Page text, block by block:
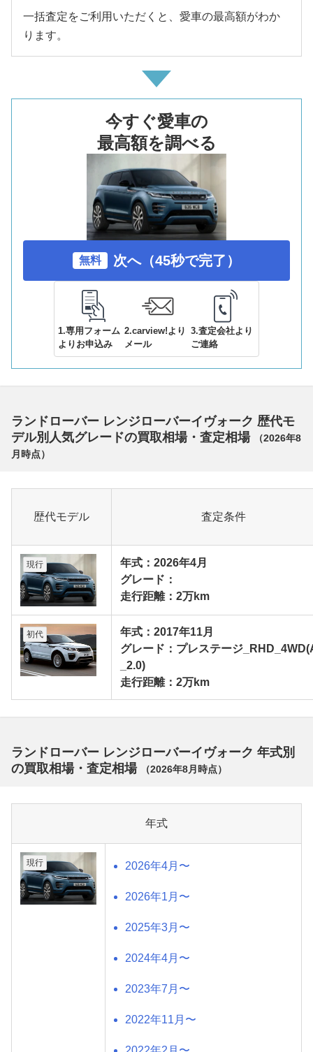
一括査定をご利用いただくと、愛車の最高額がわか
ります。
今すぐ愛車の
最高額を調べる
無料 次へ（45秒で完了）
1.専用フォーム
よりお申込み
2.carview!より
メール
3.査定会社より
ご連絡
ランドローバー レンジローバーイヴォーク 歴代モ
デル別人気グレードの買取相場・査定相場
（2026年8
月 時点）
歴代モデル 査定条件
現行
年式：2026年4月
グレード：
走行距離：2万km
初代
年式：2017年11月
グレード：プレステージ
_2.0)
走行距離：2万km
ランドローバー レンジローバーイヴォーク 年式別
の買取相場・査定相場
（2026年8月 時点）
年式
現行 2026年4月〜
2026年1月〜
2025年3月〜
2024年4月〜
2023年7月〜
2022年11月〜